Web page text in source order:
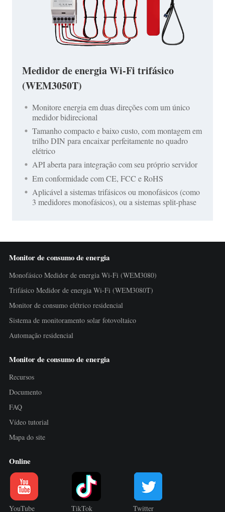
Medidor de energia Wi-Fi trifásico
(WEM3050T)
Monitore energia em duas direções com um único
medidor bidirecional
Tamanho compacto e baixo custo, com montagem em
trilho DIN para encaixar perfeitamente no quadro
elétrico
API aberta para integração com seu próprio servidor
Em conformidade com CE, FCC e RoHS
Aplicável a sistemas trifásicos ou monofásicos (como
3 medidores monofásicos), ou a sistemas split-phase
Monitor de consumo de energia
Monofásico Medidor de energia Wi-Fi (WEM3080)
Trifásico Medidor de energia Wi-Fi (WEM3080T)
Monitor de consumo elétrico residencial
Sistema de monitoramento solar fotovoltaico
Automação residencial
Monitor de consumo de energia
Recursos
Documento
FAQ
Vídeo tutorial
Mapa do site
Online
YouTube TikTok Twitter